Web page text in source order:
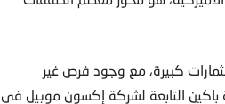
كبيرة، مع وجود فرص غير
لمحفظة باكين التابعة لشركة إكسون موبيل في